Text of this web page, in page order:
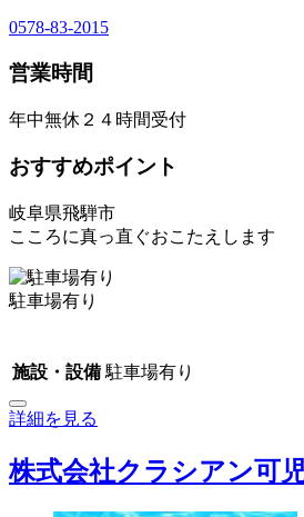
0578-83-2015
営業時間
年中無休２４時間受付
おすすめポイント
岐阜県飛騨市
こころに真っ直ぐおこたえします
駐車場有り
施設・設備 駐車場有り
詳細を見る
株式会社クラシアン可